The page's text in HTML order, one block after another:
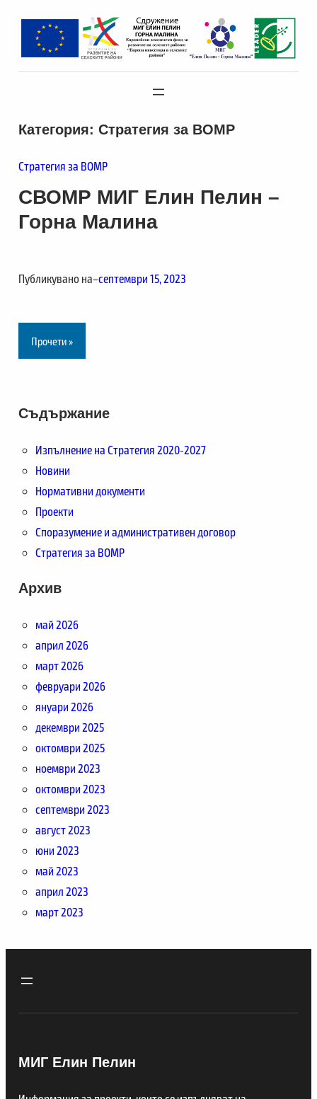
съдържанието
Категория: Стратегия за ВОМР
Стратегия за ВОМР
СВОМР МИГ Елин Пелин –
Горна Малина
Публикувано на–септември 15, 2023
Прочети »
Съдържание
Изпълнение на Стратегия 2020-2027
Новини
Нормативни документи
Проекти
Споразумение и административен договор
Стратегия за ВОМР
Архив
май 2026
април 2026
март 2026
февруари 2026
януари 2026
декември 2025
октомври 2025
ноември 2023
октомври 2023
септември 2023
август 2023
юни 2023
май 2023
април 2023
март 2023
МИГ Елин Пелин